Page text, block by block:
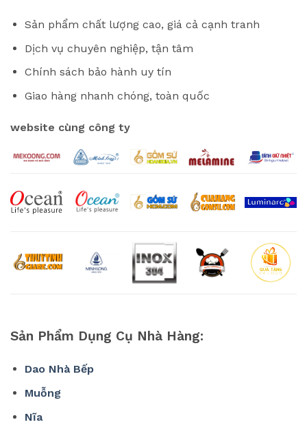
Sản phẩm chất lượng cao, giá cả cạnh tranh
Dịch vụ chuyên nghiệp, tận tâm
Chính sách bảo hành uy tín
Giao hàng nhanh chóng, toàn quốc
website cùng công ty
Sản Phẩm Dụng Cụ Nhà Hàng:
Dao Nhà Bếp
Muỗng
Nĩa